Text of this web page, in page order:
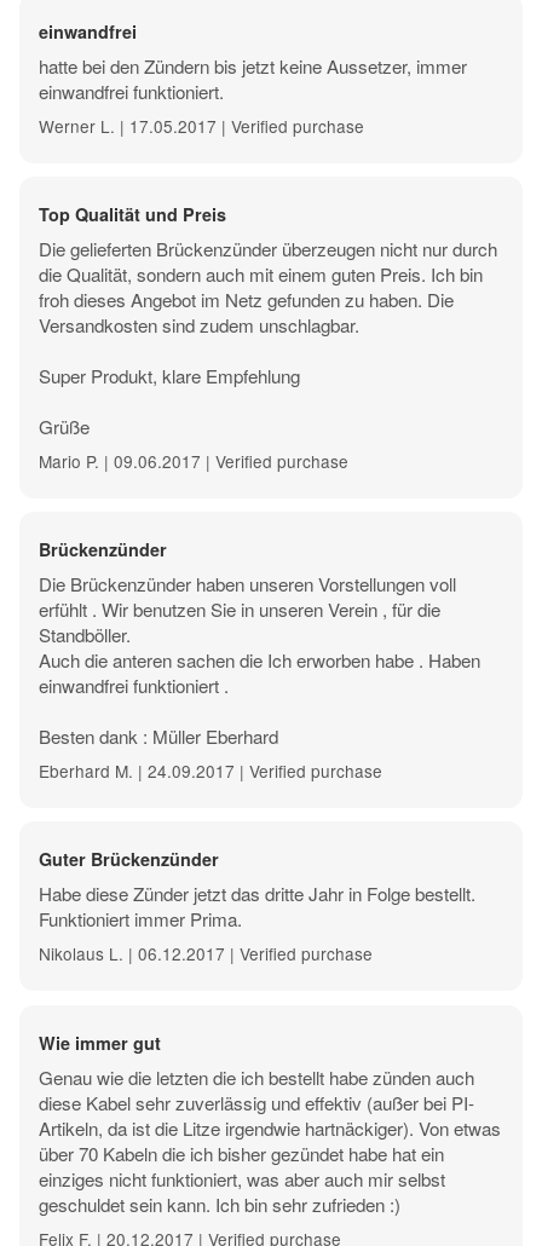
einwandfrei
hatte bei den Zündern bis jetzt keine Aussetzer, immer
einwandfrei funktioniert.
Werner L. | 17.05.2017 | Verified purchase
Top Qualität und Preis
Die gelieferten Brückenzünder überzeugen nicht nur durch
die Qualität, sondern auch mit einem guten Preis. Ich bin
froh dieses Angebot im Netz gefunden zu haben. Die
Versandkosten sind zudem unschlagbar.
Super Produkt, klare Empfehlung
Grüße
Mario P. | 09.06.2017 | Verified purchase
Brückenzünder
Die Brückenzünder haben unseren Vorstellungen voll
erfühlt . Wir benutzen Sie in unseren Verein , für die
Standböller.
Auch die anteren sachen die Ich erworben habe . Haben
einwandfrei funktioniert .
Besten dank : Müller Eberhard
Eberhard M. | 24.09.2017 | Verified purchase
Guter Brückenzünder
Habe diese Zünder jetzt das dritte Jahr in Folge bestellt.
Funktioniert immer Prima.
Nikolaus L. | 06.12.2017 | Verified purchase
Wie immer gut
Genau wie die letzten die ich bestellt habe zünden auch
diese Kabel sehr zuverlässig und effektiv (außer bei PI-
Artikeln, da ist die Litze irgendwie hartnäckiger). Von etwas
über 70 Kabeln die ich bisher gezündet habe hat ein
einziges nicht funktioniert, was aber auch mir selbst
geschuldet sein kann. Ich bin sehr zufrieden :)
Felix F. | 20.12.2017 | Verified purchase